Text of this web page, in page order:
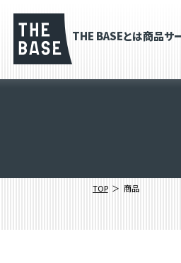
THE BASEとは商品サ
TOP 商品